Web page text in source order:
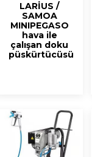
LARİUS /
SAMOA
MINIPEGASO
hava ile
çalışan doku
püskürtücüsü